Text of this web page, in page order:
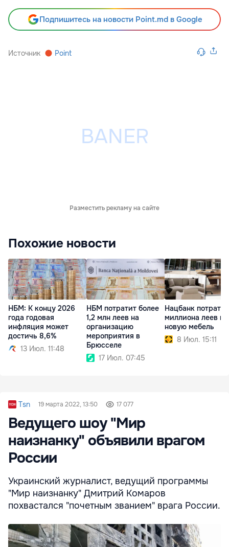
Подпишитесь на новости Point.md в Google
Источник Point
Разместить рекламу на сайте
Похожие новости
НБМ: К концу 2026
года годовая
инфляция может
достичь 8,6%
13 Июл. 11:48
НБМ потратит более
1,2 млн леев на
организацию
мероприятия в
Брюсселе
17 Июл. 07:45
Нацбанк
миллиона леев на
новую мебель
8 Июл. 15:11
Tsn 19 марта 2022, 13:50 17 077
Ведущего шоу "Мир
наизнанку" объявили врагом
России
Украинский журналист, ведущий программы
"Мир наизнанку" Дмитрий Комаров
похвастался "почетным званием" врага России.